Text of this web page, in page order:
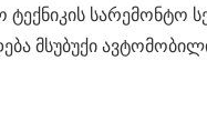
სარემონტო
მსუბუქი